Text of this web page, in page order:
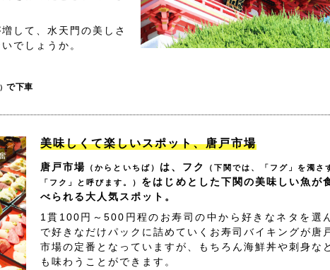
して、水天門の美しさ
でしょうか。
で下車
美味しくて楽しいスポット、唐戸市場
唐戸市場 （からといちば） は、フク
（下関では、「フグ」を濁さ
「フク」と呼びます。） をはじめとした下関の美味しい魚が
べられる大人気スポット。
1貫100円～500円程のお寿司の中から好きなネタを選
で好きなだけパックに詰めていくお寿司バイキングが唐
市場の定番となっていますが、もちろん海鮮丼や刺身な
も味わうことができます。